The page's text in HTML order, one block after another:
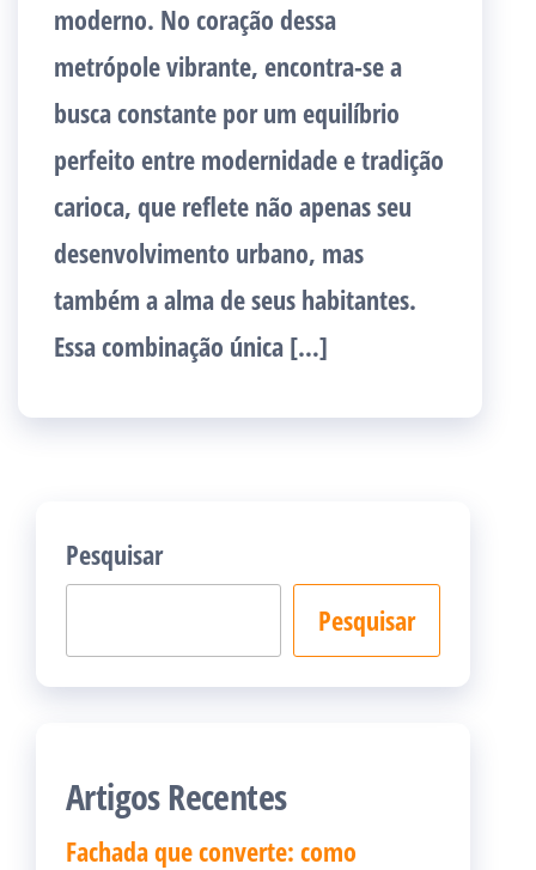
moderno. No coração dessa
metrópole vibrante, encontra-se a
busca constante por um equilíbrio
perfeito entre modernidade e tradição
carioca, que reflete não apenas seu
desenvolvimento urbano, mas
também a alma de seus habitantes.
Essa combinação única […]
Pesquisar
Pesquisar
Artigos Recentes
Fachada que converte: como